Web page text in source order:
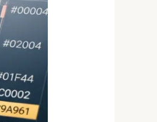
יומי
שעובדות
באמת
על